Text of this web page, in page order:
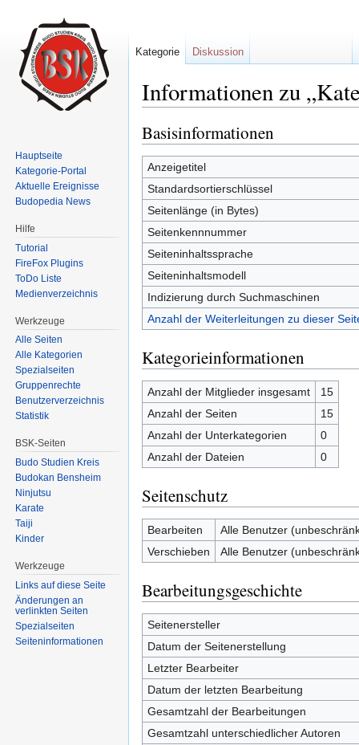
Informationen zu
Basisinformationen
Anzeigetitel
Standardsortierschlüssel
Seitenlänge (in Bytes)
Seitenkennnummer
Seiteninhaltssprache
Seiteninhaltsmodell
Indizierung durch Suchmaschinen
Anzahl der Weiterleitungen zu dieser
Kategorieinformationen
Anzahl der Mitglieder insgesamt
15
Anzahl der Seiten
15
Anzahl der Unterkategorien
0
Anzahl der Dateien
0
Seitenschutz
Bearbeiten
Alle Benutzer
Verschieben
Alle Benutzer
Bearbeitungsgeschichte
Seitenersteller
Datum der Seitenerstellung
Letzter Bearbeiter
Datum der letzten Bearbeitung
Gesamtzahl der Bearbeitungen
Gesamtzahl unterschiedlicher Autoren
Kategorie Diskussion
Hauptseite
Kategorie-Portal
Aktuelle Ereignisse
Budopedia News
Hilfe
Tutorial
FireFox Plugins
ToDo Liste
Medienverzeichnis
Werkzeuge
Alle Seiten
Alle Kategorien
Spezialseiten
Gruppenrechte
Benutzerverzeichnis
Statistik
BSK-Seiten
Budo Studien Kreis
Budokan Bensheim
Ninjutsu
Karate
Taiji
Kinder
Werkzeuge
Links auf diese Seite
Änderungen an
verlinkten Seiten
Spezialseiten
Seiten­informationen